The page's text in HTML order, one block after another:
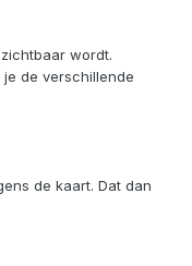
wordt.
de verschillende
de kaart. Dat dan